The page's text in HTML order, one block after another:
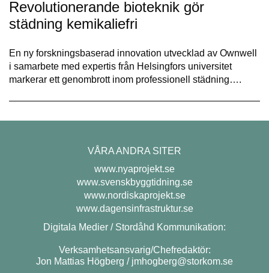
Revolutionerande bioteknik gör
städning kemikaliefri
En ny forskningsbaserad innovation utvecklad av Ownwell
i samarbete med expertis från Helsingfors universitet
markerar ett genombrott inom professionell städning….
VÅRA ANDRA SITER
www.nyaprojekt.se
www.svenskbyggtidning.se
www.nordiskaprojekt.se
www.dagensinfrastruktur.se
Digitala Medier / Stordåhd Kommunikation:
Verksamhetsansvarig/Chefredaktör:
Jon Mattias Högberg / jmhogberg@storkom.se